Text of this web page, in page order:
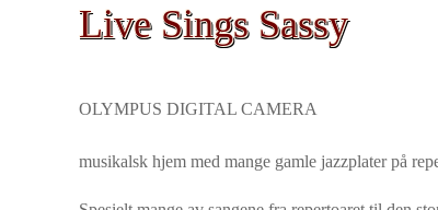
Live Sings Sassy
OLYMPUS DIGITAL CAMERA
musikalsk hjem med mange gamle jazzplater på